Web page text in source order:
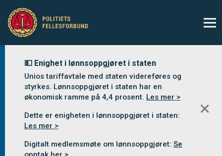
💵 Enighet i lønnsoppgjøret i staten
Unios tariffavtale med staten videreføres og
styrkes. Lønnsoppgjøret i staten har en
økonomisk ramme på 4,4 prosent. Les mer >
Dette er enigheten i lønnsoppgjøret i staten:
Les mer >
Digitalt medlemsmøte om lønnsoppgjøret: Se
✕